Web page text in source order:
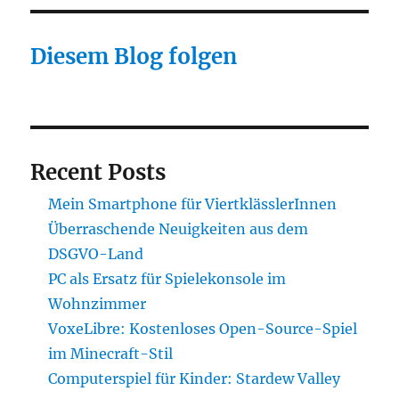
Diesem Blog folgen
Recent Posts
Mein Smartphone für ViertklässlerInnen
Überraschende Neuigkeiten aus dem
DSGVO-Land
PC als Ersatz für Spielekonsole im
Wohnzimmer
VoxeLibre: Kostenloses Open-Source-Spiel
im Minecraft-Stil
Computerspiel für Kinder: Stardew Valley